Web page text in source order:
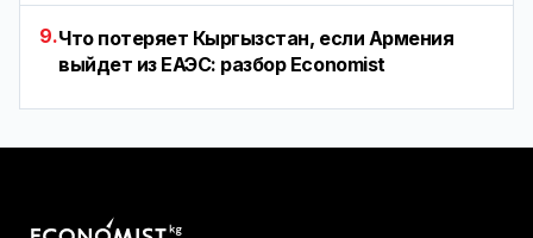
9.Что потеряет Кыргызстан, если Армения
выйдет из ЕАЭС: разбор Economist